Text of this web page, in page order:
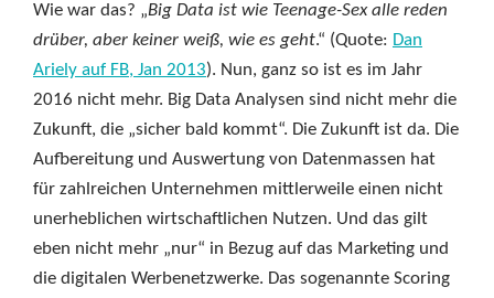
Wie war das? „Big Data ist wie Teenage-Sex alle reden
drüber, aber keiner weiß, wie es geht.“ (Quote: Dan
Ariely auf FB, Jan 2013). Nun, ganz so ist es im Jahr
2016 nicht mehr. Big Data Analysen sind nicht mehr die
Zukunft, die „sicher bald kommt“. Die Zukunft ist da. Die
Aufbereitung und Auswertung von Datenmassen hat
für zahlreichen Unternehmen mittlerweile einen nicht
unerheblichen wirtschaftlichen Nutzen. Und das gilt
eben nicht mehr „nur“ in Bezug auf das Marketing und
die digitalen Werbenetzwerke. Das sogenannte Scoring